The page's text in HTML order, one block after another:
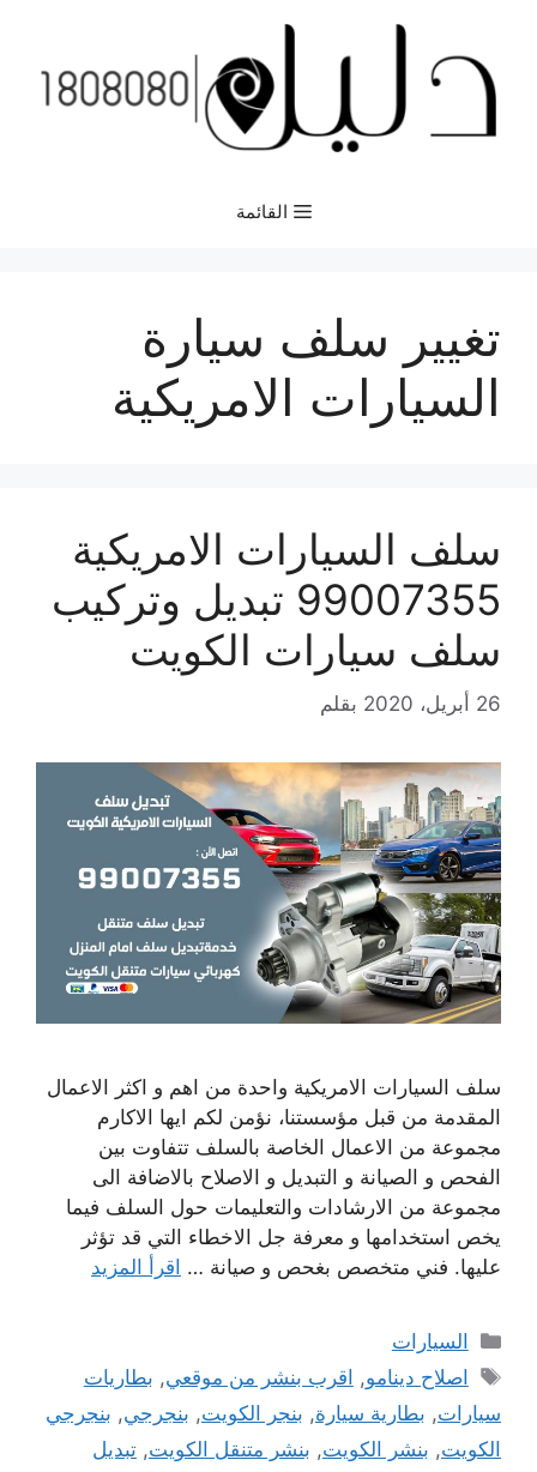
المحتوى
القائمة
تغيير سلف سيارة
السيارات الامريكية
سلف السيارات الامريكية
99007355 تبديل وتركيب
سلف سيارات الكويت
26 أبريل، 2020 بقلم
سلف السيارات الامريكية واحدة من اهم و اكثر الاعمال
المقدمة من قبل مؤسستنا، نؤمن لكم ايها الاكارم
مجموعة من الاعمال الخاصة بالسلف تتفاوت بين
الفحص و الصيانة و التبديل و الاصلاح بالاضافة الى
مجموعة من الارشادات والتعليمات حول السلف فيما
يخص استخدامها و معرفة جل الاخطاء التي قد تؤثر
عليها. فني متخصص بغحص و صيانة … اقرأ المزيد
التصنيفات
السيارات
الوسوم
اصلاح دينامو, اقرب بنشر من موقعي, بطاريات
سيارات, بطارية سيارة, بنجر الكويت, بنجرجي, بنجرجي
الكويت, بنشر الكويت, بنشر متنقل الكويت, تبديل